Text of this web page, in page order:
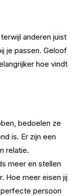
anderen juist
je passen. Geloof
hoe vindt
bedoelen ze
is. Er zijn een
relatie.
meer en stellen
Hoe meer eisen jij
persoon